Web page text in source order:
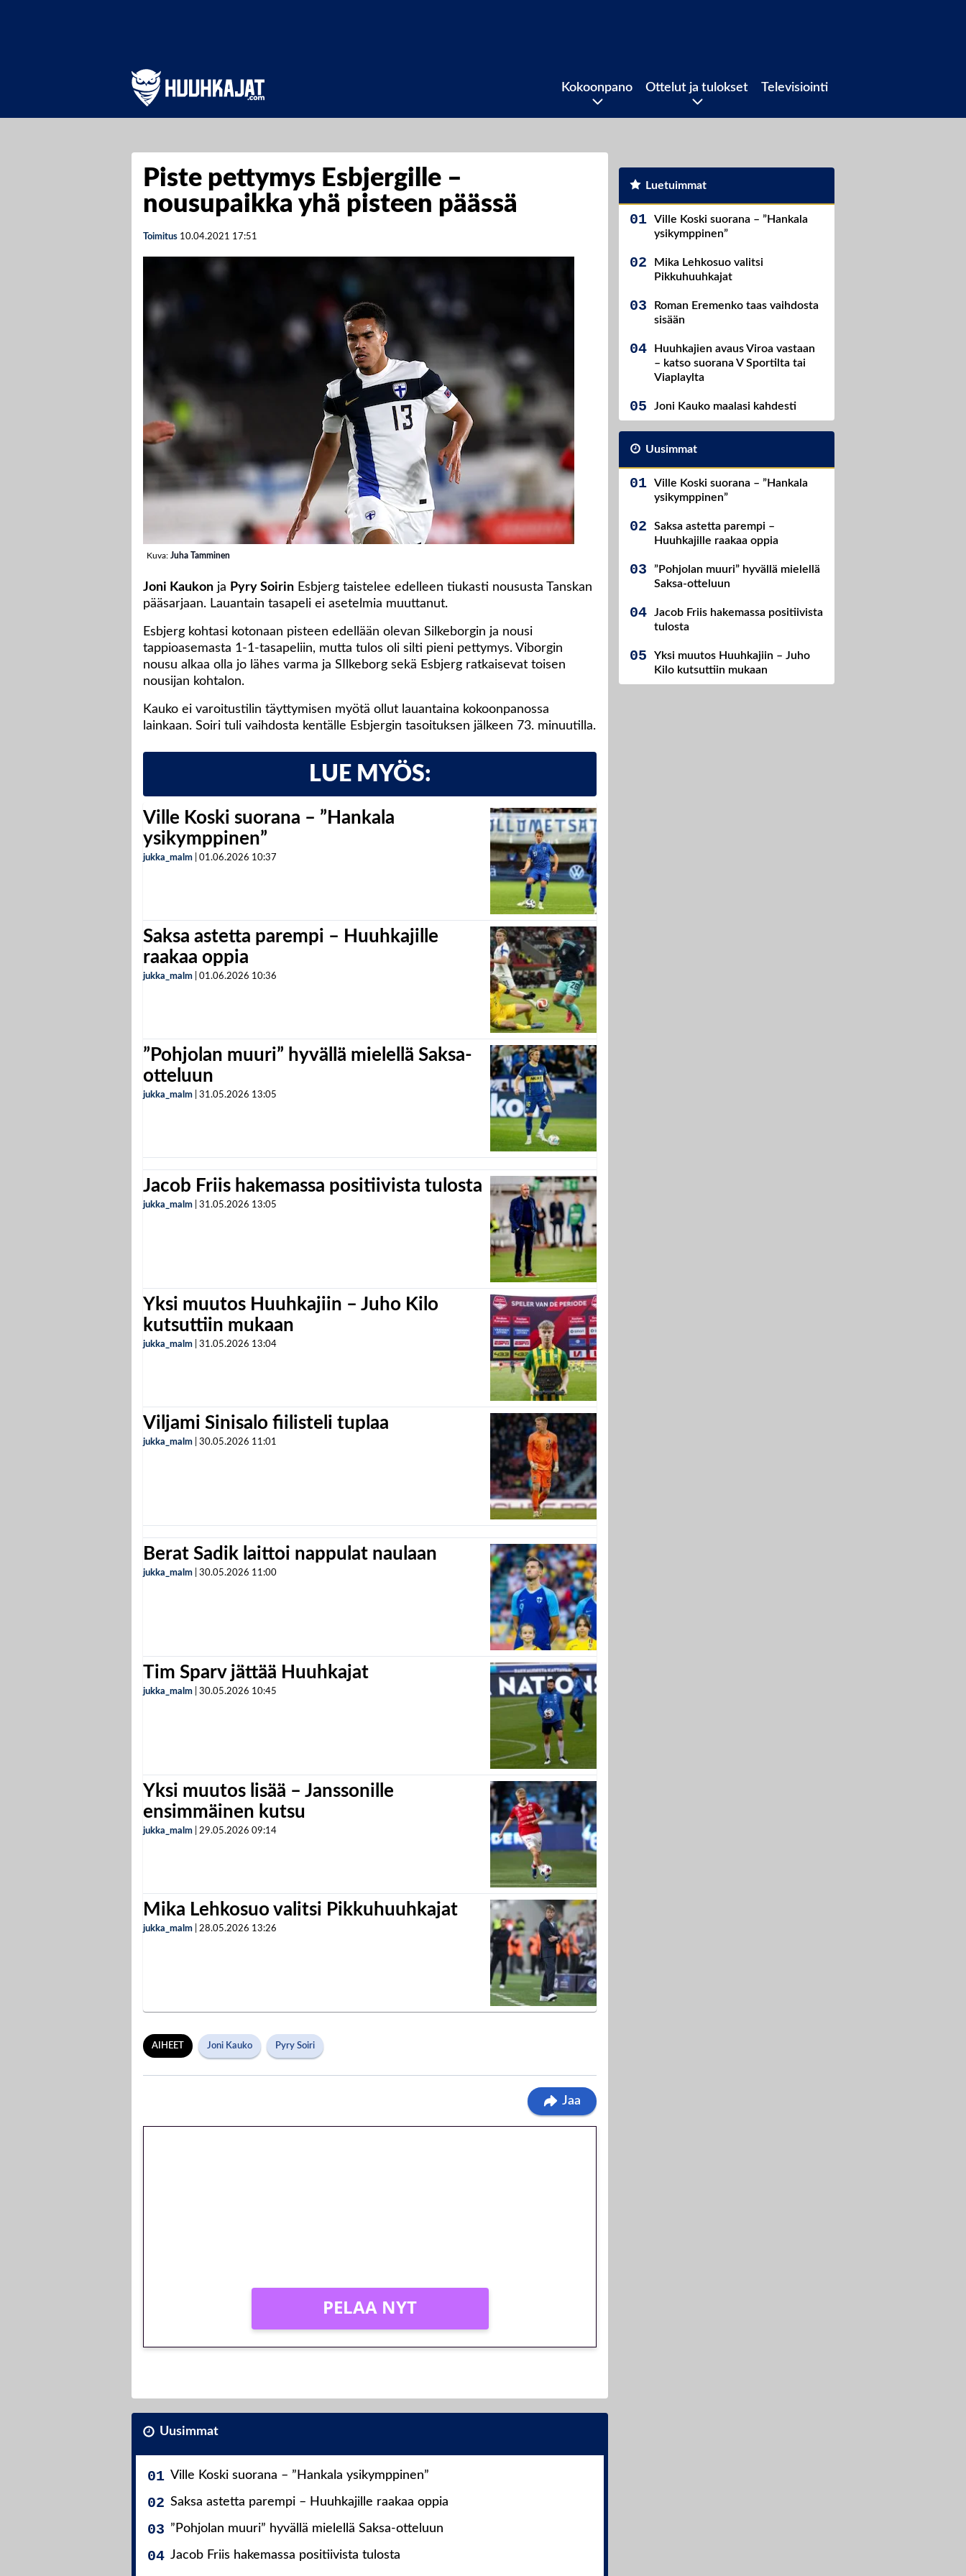
Kokoonpano Ottelut ja tulokset Televisiointi
Piste pettymys Esbjergille –
nousupaikka yhä pisteen päässä
Toimitus 10.04.2021 17:51
Kuva: Juha Tamminen
Joni Kaukon ja Pyry Soirin Esbjerg taistelee edelleen tiukasti noususta Tanskan
pääsarjaan. Lauantain tasapeli ei asetelmia muuttanut.
Esbjerg kohtasi kotonaan pisteen edellään olevan Silkeborgin ja nousi
tappioasemasta 1-1-tasapeliin, mutta tulos oli silti pieni pettymys. Viborgin
nousu alkaa olla jo lähes varma ja SIlkeborg sekä Esbjerg ratkaisevat toisen
nousijan kohtalon.
Kauko ei varoitustilin täyttymisen myötä ollut lauantaina kokoonpanossa
lainkaan. Soiri tuli vaihdosta kentälle Esbjergin tasoituksen jälkeen 73. minuutilla.
LUE MYÖS:
Ville Koski suorana – ”Hankala
ysikymppinen”
jukka_malm 01.06.2026 10:37
Saksa astetta parempi – Huuhkajille
raakaa oppia
jukka_malm 01.06.2026 10:36
”Pohjolan muuri” hyvällä mielellä Saksa-
otteluun
jukka_malm 31.05.2026 13:05
Jacob Friis hakemassa positiivista tulosta
jukka_malm 31.05.2026 13:05
Yksi muutos Huuhkajiin – Juho Kilo
kutsuttiin mukaan
jukka_malm 31.05.2026 13:04
Viljami Sinisalo fiilisteli tuplaa
jukka_malm 30.05.2026 11:01
Berat Sadik laittoi nappulat naulaan
jukka_malm 30.05.2026 11:00
Tim Sparv jättää Huuhkajat
jukka_malm 30.05.2026 10:45
Yksi muutos lisää – Janssonille
ensimmäinen kutsu
jukka_malm 29.05.2026 09:14
Mika Lehkosuo valitsi Pikkuhuuhkajat
jukka_malm 28.05.2026 13:26
AIHEET Joni Kauko Pyry Soiri
Jaa
PELAA NYT
Uusimmat
Ville Koski suorana – ”Hankala ysikymppinen”
Saksa astetta parempi – Huuhkajille raakaa oppia
”Pohjolan muuri” hyvällä mielellä Saksa-otteluun
Jacob Friis hakemassa positiivista tulosta
Luetuimmat
Ville Koski suorana – ”Hankala
ysikymppinen”
Mika Lehkosuo valitsi
Pikkuhuuhkajat
Roman Eremenko taas vaihdosta
sisään
Huuhkajien avaus Viroa vastaan
– katso suorana V Sportilta tai
Viaplaylta
Joni Kauko maalasi kahdesti
Uusimmat
Ville Koski suorana – ”Hankala
ysikymppinen”
Saksa astetta parempi –
Huuhkajille raakaa oppia
”Pohjolan muuri” hyvällä mielellä
Saksa-otteluun
Jacob Friis hakemassa positiivista
tulosta
Yksi muutos Huuhkajiin – Juho
Kilo kutsuttiin mukaan